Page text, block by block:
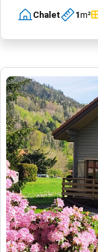
Chalet 1m²